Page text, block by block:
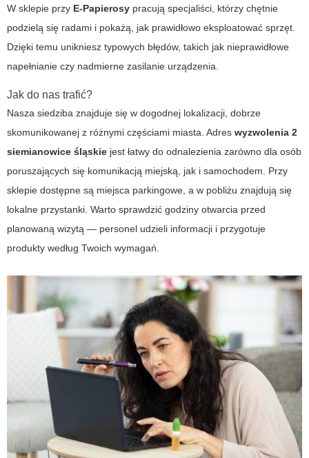
W sklepie przy E-Papierosy pracują specjaliści, którzy chętnie
podzielą się radami i pokażą, jak prawidłowo eksploatować sprzęt.
Dzięki temu unikniesz typowych błędów, takich jak nieprawidłowe
napełnianie czy nadmierne zasilanie urządzenia.
Jak do nas trafić?
Nasza siedziba znajduje się w dogodnej lokalizacji, dobrze
skomunikowanej z różnymi częściami miasta. Adres wyzwolenia 2
siemianowice śląskie jest łatwy do odnalezienia zarówno dla osób
poruszających się komunikacją miejską, jak i samochodem. Przy
sklepie dostępne są miejsca parkingowe, a w pobliżu znajdują się
lokalne przystanki. Warto sprawdzić godziny otwarcia przed
planowaną wizytą — personel udzieli informacji i przygotuje
produkty według Twoich wymagań.